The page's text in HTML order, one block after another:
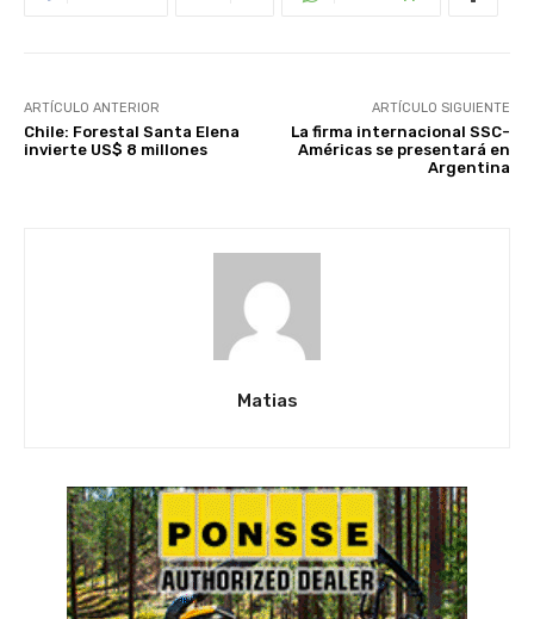
ARTÍCULO ANTERIOR
Chile: Forestal Santa Elena
invierte US$ 8 millones
ARTÍCULO SIGUIENTE
La firma internacional SSC-
Américas se presentará en
Argentina
Matias